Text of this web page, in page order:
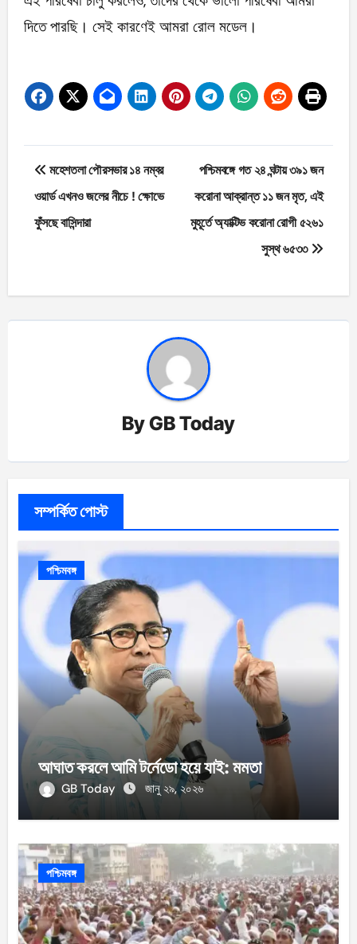
দিতে পারছি। সেই কারণেই আমরা রোল মডেল।
Post
navigation
মহেশতলা পৌরসভার ১৪ নম্বর
ওয়ার্ড এখনও জলের নীচে ! ক্ষোভে
ফুঁসছে বাসিন্দারা
পশ্চিমবঙ্গে গত ২৪ ঘন্টায় ৩৯১ জন
করোনা আক্রান্ত ১১ জন মৃত, এই
মুহূর্তে অ্যাক্টিভ করোনা রোগী ৫২৬১
সুস্থ ৬৫৩৩
ByGB Today
সম্পর্কিত পোস্ট
পশ্চিমবঙ্গ
আঘাত করলে আমি টর্নেডো হয়ে যাই: মমতা
GB Today জানু ২৯, ২০২৬
পশ্চিমবঙ্গ